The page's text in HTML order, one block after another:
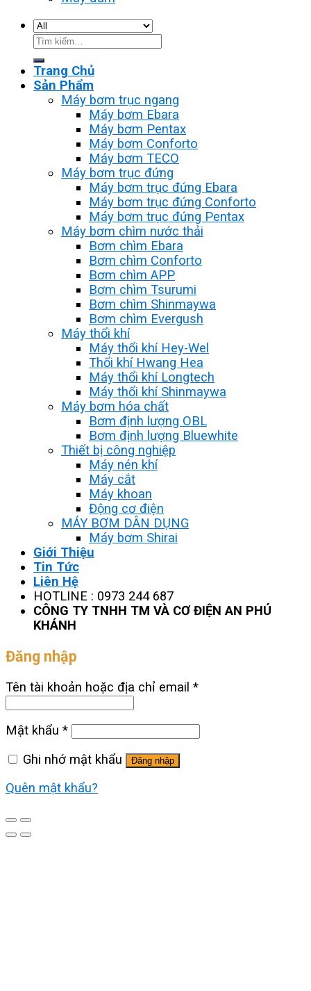
Tìm
Trang Chủ
Sản Phẩm
Máy bơm trục ngang
Máy bơm Ebara
Máy bơm Pentax
Máy bơm Conforto
Máy bơm TECO
Máy bơm trục đứng
Máy bơm trục đứng Ebara
Máy bơm trục đứng Conforto
Máy bơm trục đứng Pentax
Máy bơm chìm nước thải
Bơm chìm Ebara
Bơm chìm Conforto
Bơm chìm APP
Bơm chìm Tsurumi
Bơm chìm Shinmaywa
Bơm chìm Evergush
Máy thổi khí
Máy thổi khí Hey-Wel
Thổi khí Hwang Hea
Máy thổi khí Longtech
Máy thổi khí Shinmaywa
Máy bơm hóa chất
Bơm định lượng OBL
Bơm định lượng Bluewhite
Thiết bị công nghiệp
Máy nén khí
Máy cắt
Máy khoan
Động cơ điện
MÁY BƠM DÂN DỤNG
Máy bơm Shirai
Giới Thiệu
Tin Tức
Liên Hệ
HOTLINE : 0973 244 687
CÔNG TY TNHH TM VÀ CƠ ĐIỆN AN PHÚ
KHÁNH
Đăng nhập
Tên tài khoản hoặc địa chỉ email *
Mật khẩu *
Ghi nhớ mật khẩu
Đăng nhập
Quên mật khẩu?